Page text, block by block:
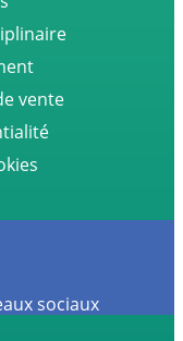
vente
sociaux